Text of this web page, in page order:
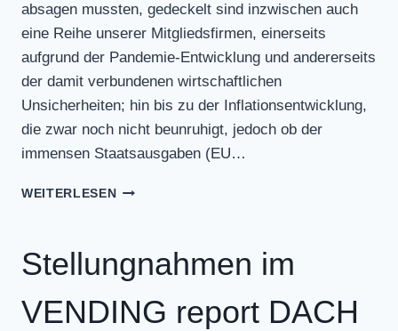
absagen mussten, gedeckelt sind inzwischen auch
eine Reihe unserer Mitgliedsfirmen, einerseits
aufgrund der Pandemie-Entwicklung und andererseits
der damit verbundenen wirtschaftlichen
Unsicherheiten; hin bis zu der Inflationsentwicklung,
die zwar noch nicht beunruhigt, jedoch ob der
immensen Staatsausgaben (EU…
WEITERLESENSTELLUNGNAHMEN
DACH
01-
2022
Stellungnahmen im
VENDING report DACH